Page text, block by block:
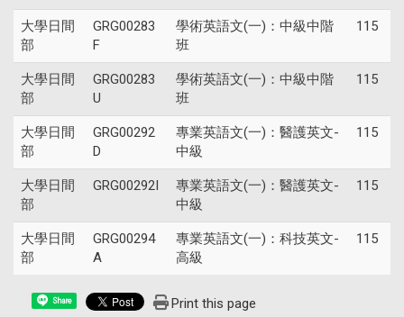
大學日間
部
GRG00283
F
學術英語文(一)：中級中階
班
115
大學日間
部
GRG00283
U
學術英語文(一)：中級中階
班
115
大學日間
部
GRG00292
D
專業英語文(一)：醫護英文-
中級
115
大學日間
部
GRG00292I
專業英語文(一)：醫護英文-
中級
115
大學日間
部
GRG00294
A
專業英語文(一)：科技英文-
高級
115
Share Print this page